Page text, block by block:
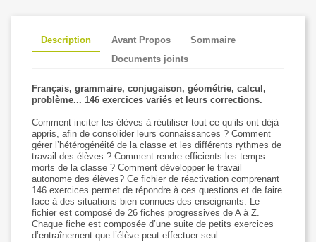
Description Avant Propos
Sommaire
Documents joints
Français, grammaire, conjugaison, géométrie, calcul,
problème... 146 exercices variés et leurs corrections.
Comment inciter les élèves à réutiliser tout ce qu’ils ont déjà
appris, afin de consolider leurs connaissances ? Comment
gérer l’hétérogénéité de la classe et les différents rythmes de
travail des élèves ? Comment rendre efficients les temps
morts de la classe ? Comment développer le travail
autonome des élèves? Ce fichier de réactivation comprenant
146 exercices permet de répondre à ces questions et de faire
face à des situations bien connues des enseignants. Le
fichier est composé de 26 fiches progressives de A à Z.
Chaque fiche est composée d’une suite de petits exercices
d’entraînement que l’élève peut effectuer seul.